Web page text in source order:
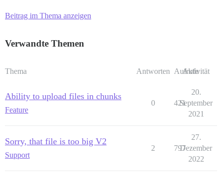
Beitrag im Thema anzeigen
Verwandte Themen
Thema Antworten Aufrufe
Aktivität
Ability to upload files in chunks
Feature
0 421
20.
September
2021
Sorry, that file is too big V2
Support
2 797
27.
Dezember
2022